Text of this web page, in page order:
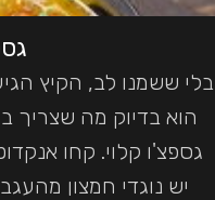
בלי ששמנו לב, הקיץ
הוא בדיוק מה שצריך
גספצ'ו קלוי. קחו